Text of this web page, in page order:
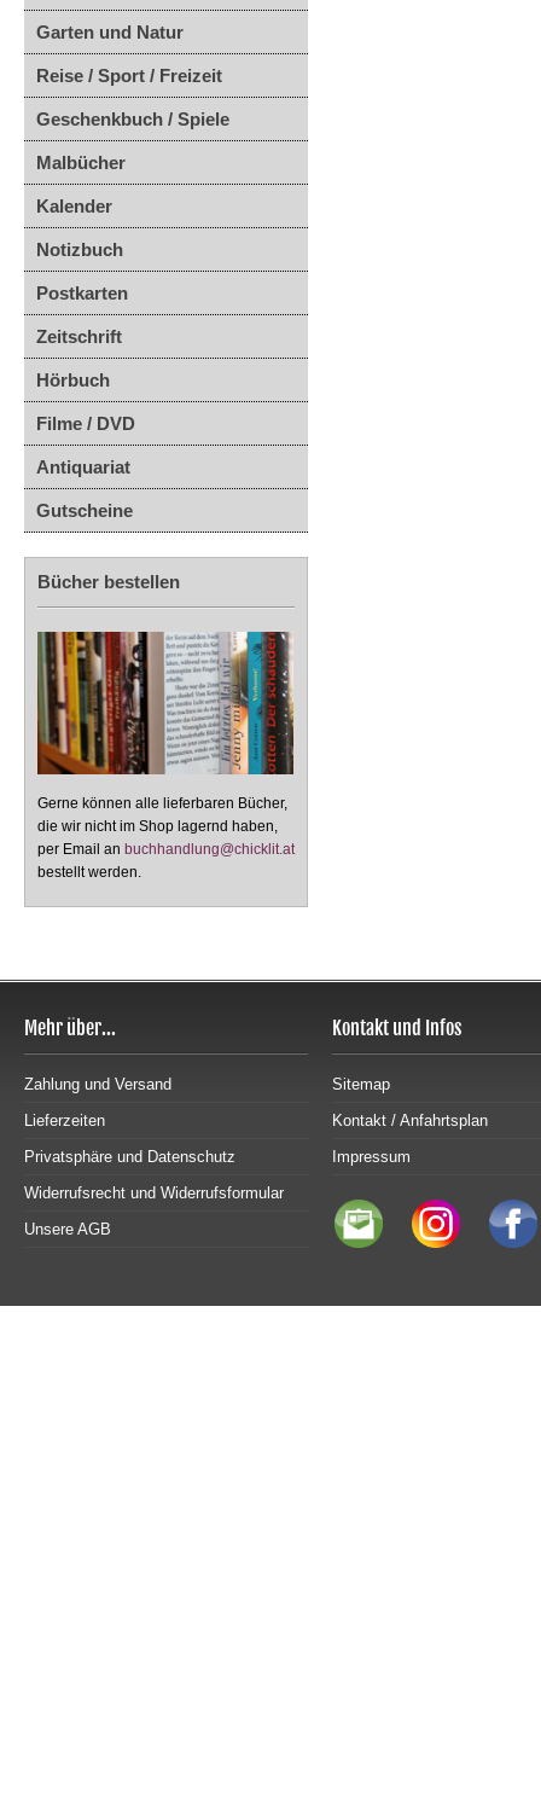
Garten und Natur
Reise / Sport / Freizeit
Geschenkbuch / Spiele
Malbücher
Kalender
Notizbuch
Postkarten
Zeitschrift
Hörbuch
Filme / DVD
Antiquariat
Gutscheine
Bücher bestellen
Gerne können alle lieferbaren Bücher,
die wir nicht im Shop lagernd haben,
per Email an buchhandlung@chicklit.at
bestellt werden.
Mehr über...
Zahlung und Versand
Lieferzeiten
Privatsphäre und Datenschutz
Widerrufsrecht und Widerrufsformular
Unsere AGB
Kontakt und Infos
Sitemap
Kontakt / Anfahrtsplan
Impressum